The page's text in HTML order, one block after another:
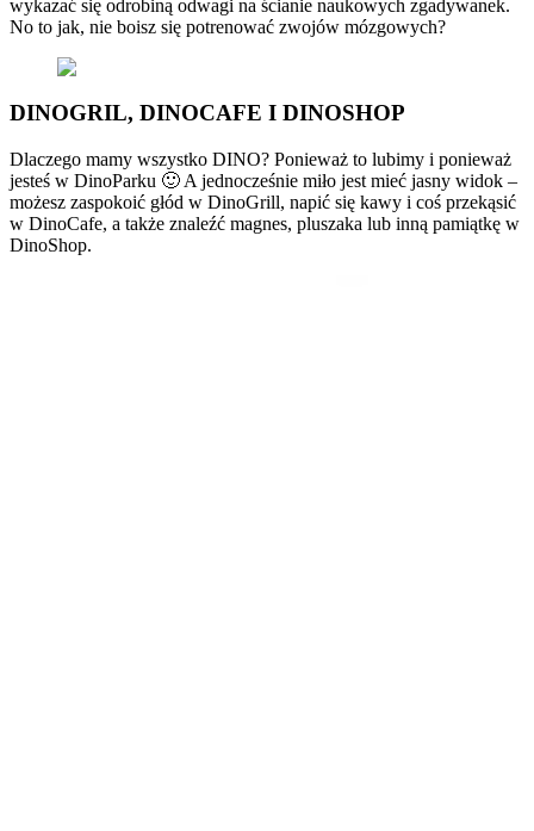
wykazać się odrobiną odwagi na ścianie naukowych zgadywanek.
No to jak, nie boisz się potrenować zwojów mózgowych?
DINOGRIL, DINOCAFE I DINOSHOP
Dlaczego mamy wszystko DINO? Ponieważ to lubimy i ponieważ
jesteś w DinoParku 🙂 A jednocześnie miło jest mieć jasny widok –
możesz zaspokoić głód w DinoGrill, napić się kawy i coś przekąsić
w DinoCafe, a także znaleźć magnes, pluszaka lub inną pamiątkę w
DinoShop.